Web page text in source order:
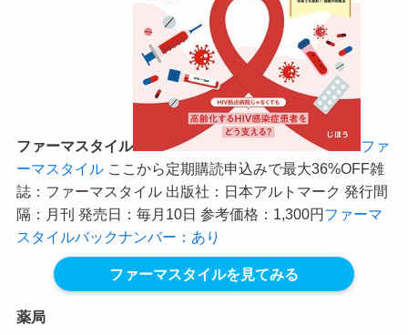
ファーマスタイル
ファ
ーマスタイル ここから定期購読申込みで最大36%OFF雑
誌：ファーマスタイル 出版社：日本アルトマーク 発行間
隔：月刊 発売日：毎月10日 参考価格：1,300円 ファーマ
スタイルバックナンバー：あり
ファーマスタイルを見てみる
薬局